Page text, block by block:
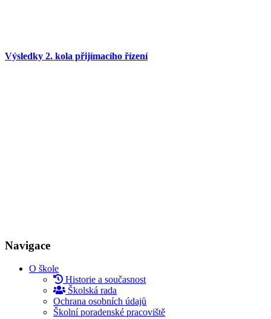
Výsledky 2. kola přijímacího řízení
Navigace
O škole
Historie a současnost
Školská rada
Ochrana osobních údajů
Školní poradenské pracoviště